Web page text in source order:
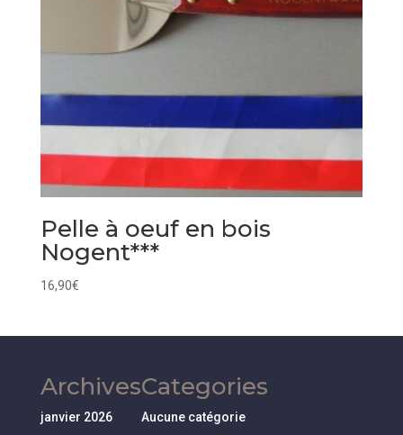
Pelle à oeuf en bois
Nogent***
16,90€
Archives
janvier 2026
Categories
Aucune catégorie